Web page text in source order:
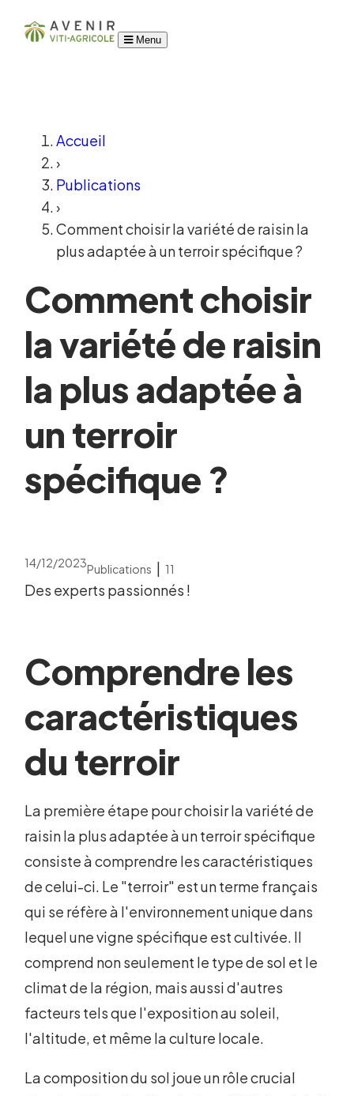
Menu
Accueil
›
Publications
›
Comment choisir la variété de raisin la
plus adaptée à un terroir spécifique ?
Comment choisir
la variété de raisin
la plus adaptée à
un terroir
spécifique ?
14/12/2023Publications | 11
Des experts passionnés !
Comprendre les
caractéristiques
du terroir
La première étape pour choisir la variété de
raisin la plus adaptée à un terroir spécifique
consiste à comprendre les caractéristiques
de celui-ci. Le "terroir" est un terme français
qui se réfère à l'environnement unique dans
lequel une vigne spécifique est cultivée. Il
comprend non seulement le type de sol et le
climat de la région, mais aussi d'autres
facteurs tels que l'exposition au soleil,
l'altitude, et même la culture locale.
La composition du sol joue un rôle crucial